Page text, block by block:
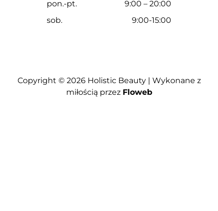
pon.-pt.
9:00 – 20:00
sob.
9:00-15:00
Copyright © 2026 Holistic Beauty| Wykonane z
miłością przez Floweb